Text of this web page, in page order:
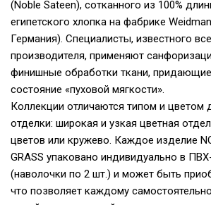
(Noble Sateen), сотканного из 100%
египетского хлопка на фабрике
Германия). Специалисты, известного
производителя, применяют
финишные обработки ткани,
состояние «пуховой мягкости».
Коллекции отличаются типом и цветом
отделки: широкая и узкая цветная
цветов или кружево. Каждое изделие
GRASS упаковано индивидуально в
(наволочки по 2 шт.) и может быть
что позволяет каждому